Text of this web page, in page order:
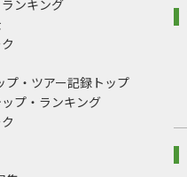
ンキング
プ・ツアー記録トップ
プ・ランキング